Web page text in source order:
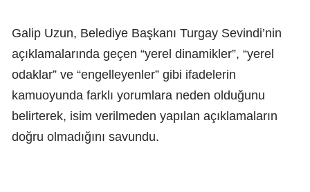
Galip Uzun, Belediye Başkanı Turgay Sevindi’nin
açıklamalarında geçen “yerel dinamikler”, “yerel
odaklar” ve “engelleyenler” gibi ifadelerin
kamuoyunda farklı yorumlara neden olduğunu
belirterek, isim verilmeden yapılan açıklamaların
doğru olmadığını savundu.